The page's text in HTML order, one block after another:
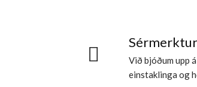
Við bjóðum upp
einstaklinga og